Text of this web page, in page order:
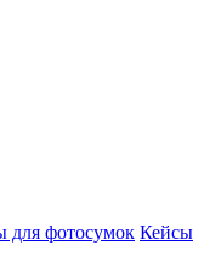
для фотосумок Кейсы